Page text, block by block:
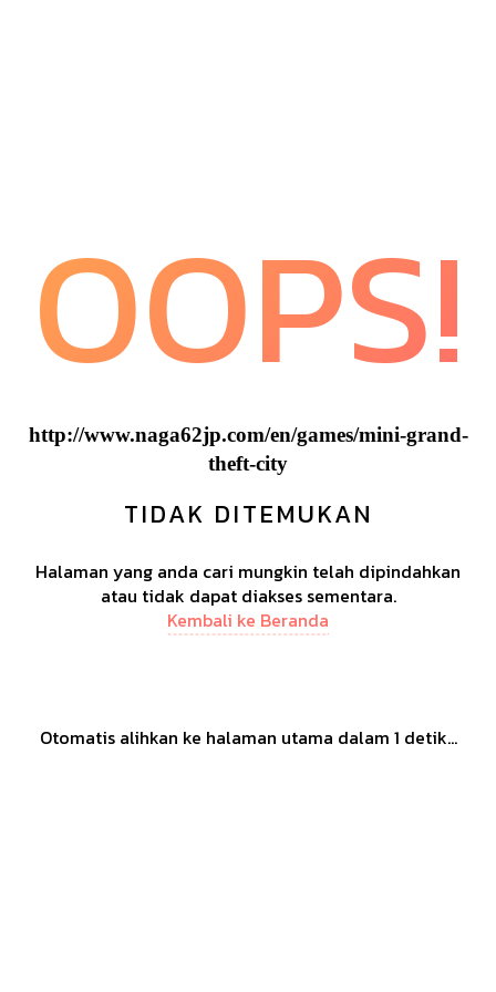
OOPS!
http://www.naga62jp.com/en/games/mini-grand-
theft-city
TIDAK DITEMUKAN
Halaman yang anda cari mungkin telah dipindahkan
atau tidak dapat diakses sementara.
Kembali ke Beranda
Otomatis alihkan ke halaman utama dalam 1 detik...